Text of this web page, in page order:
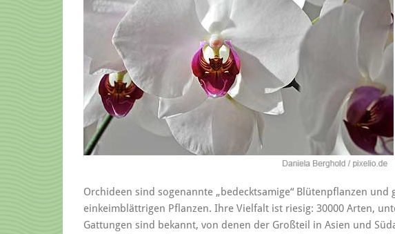
Orchideen sind sogenannte „bedecktsamige“ Blütenpflanzen und
einkeimblättrigen Pflanzen. Ihre Vielfalt ist riesig: 30000 Arten,
Gattungen sind bekannt, von denen der Großteil in Asien und